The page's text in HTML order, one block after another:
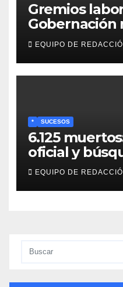
Gremios
Gobernación
propuesta de
Recreativo de
para
EQUIPO DE
* SUCESOS
6.125
oficial y
cadáveres
escombros
EQUIPO DE